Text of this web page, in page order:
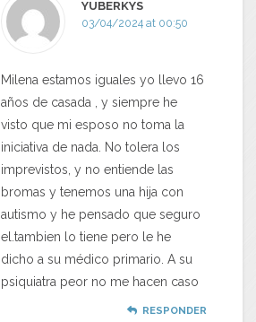
YUBERKYS
03/04/2024 at 00:50
Milena estamos iguales yo llevo 16
años de casada , y siempre he
visto que mi esposo no toma la
iniciativa de nada. No tolera los
imprevistos, y no entiende las
bromas y tenemos una hija con
autismo y he pensado que seguro
el.tambien lo tiene pero le he
dicho a su médico primario. A su
psiquiatra peor no me hacen caso
RESPONDER